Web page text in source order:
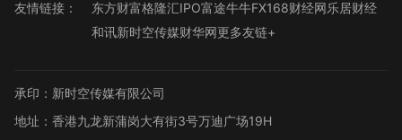
友情链接： 东方财富格隆汇IPO富途牛牛FX168财经网乐居财经
和讯新时空传媒财华网更多友链+
承印：新时空传媒有限公司
地址：香港九龙新蒲岗大有街3号万迪广场19H